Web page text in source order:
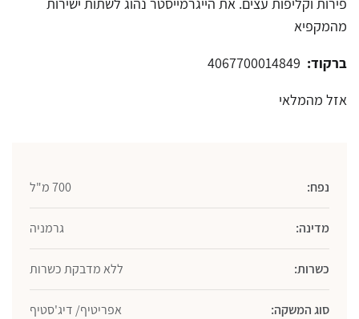
מהמקפיא
ברקוד:
אזל מהמלאי
נפח: 700 מ"ל
מדינה: גרמניה
כשרות: ללא מדבקת כשרות
סוג המשקה: אפריטיף/ דיג'סטיף